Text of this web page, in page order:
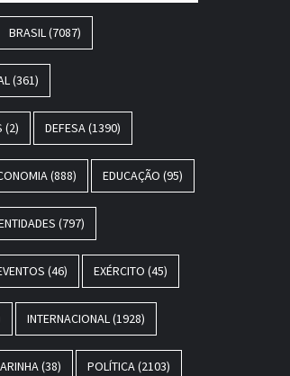
BRASIL (7087)
(361)
(2) DEFESA (1390)
(888) EDUCAÇÃO (95)
(797)
(46) EXÉRCITO (45)
INTERNACIONAL (1928)
(38) POLÍTICA (2103)